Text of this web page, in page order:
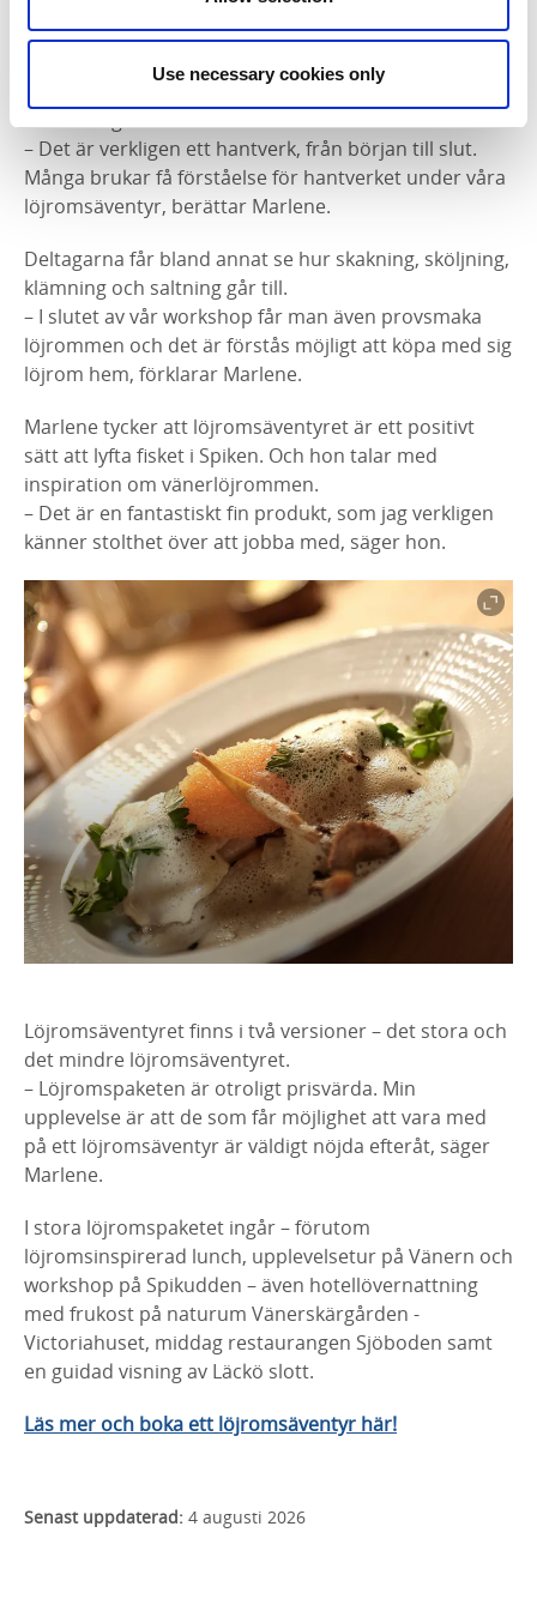
Use necessary cookies only
att de förpackas på burk. Arbetet i beredningen sker
manuellt, genom att varje siklöja kläms för att avgöra
om det är en hona eller hane. I varje hona finns bara
– Det är verkligen ett hantverk, från början till slut.
Många brukar få förståelse för hantverket under våra
löjromsäventyr, berättar Marlene.
Deltagarna får bland annat se hur skakning, sköljning,
klämning och saltning går till.
– I slutet av vår workshop får man även provsmaka
löjrommen och det är förstås möjligt att köpa med sig
löjrom hem, förklarar Marlene.
Marlene tycker att löjromsäventyret är ett positivt
sätt att lyfta fisket i Spiken. Och hon talar med
inspiration om vänerlöjrommen.
– Det är en fantastiskt fin produkt, som jag verkligen
känner stolthet över att jobba med, säger hon.
Löjromsäventyret finns i två versioner – det stora och
det mindre löjromsäventyret.
– Löjromspaketen är otroligt prisvärda. Min
upplevelse är att de som får möjlighet att vara med
på ett löjromsäventyr är väldigt nöjda efteråt, säger
Marlene.
I stora löjromspaketet ingår – förutom
löjromsinspirerad lunch, upplevelsetur på Vänern och
workshop på Spikudden – även hotellövernattning
med frukost på naturum Vänerskärgården -
Victoriahuset, middag restaurangen Sjöboden samt
en guidad visning av Läckö slott.
Läs mer och boka ett löjromsäventyr här!
Senast uppdaterad: 4 augusti 2026